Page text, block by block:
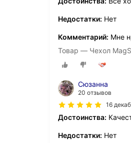
Недостатки: Нет
Комментарий: Мне
Товар — Чехол
Сюзанна
20 отзывов
16
Достоинства:
Недостатки: Нет